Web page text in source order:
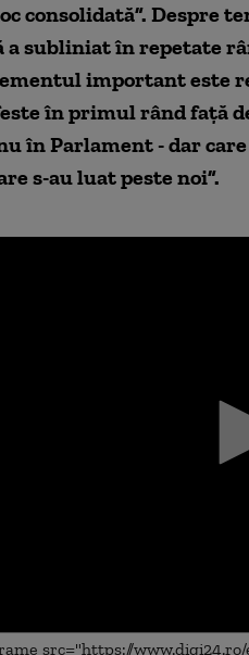
consolidată”. Despre
a subliniat în repetate
important este
în primul rând față
în Parlament - dar
s-au luat peste noi”.